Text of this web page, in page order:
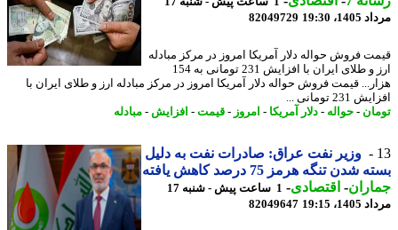
19:30
82049729
فروش حواله دلار آمریکا امروز در مرکز مبادله
ارز و طلای ایران با افزایش 231 تومانی به 154
قیمت فروش حواله دلار آمریکا امروز در مرکز مبادله ارز و طلای ایران با
تومانی ...
-حواله- دلار آمریکا- امروز- قیمت-افزایش -مبادله
وزیر نفت عراق: صادرات نفت به دلیل
تنگه هرمز 75 درصد کاهش یافته
- اقتصادی-
1 ساعت پیش - شنبه 17
19:15
82049647